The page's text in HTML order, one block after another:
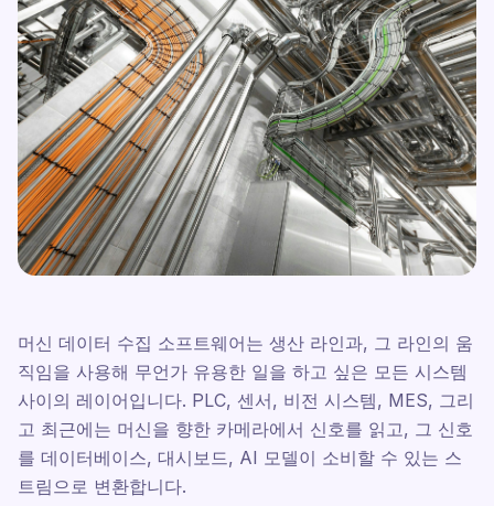
머신 데이터 수집 소프트웨어는 생산 라인과, 그 라인의 움
직임을 사용해 무언가 유용한 일을 하고 싶은 모든 시스템
사이의 레이어입니다. PLC, 센서, 비전 시스템, MES, 그리
고 최근에는 머신을 향한 카메라에서 신호를 읽고, 그 신호
를 데이터베이스, 대시보드, AI 모델이 소비할 수 있는 스
트림으로 변환합니다.